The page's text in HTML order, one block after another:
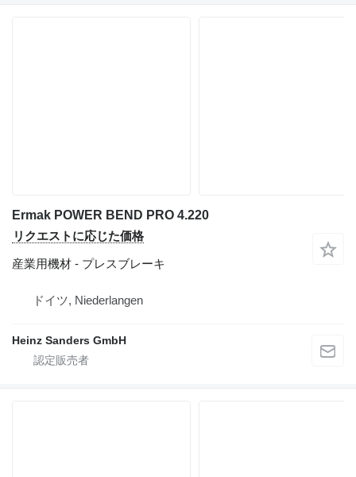
Ermak POWER BEND PRO 4.220
リクエストに応じた価格
産業用機材 - プレスブレーキ
ドイツ, Niederlangen
Heinz Sanders GmbH